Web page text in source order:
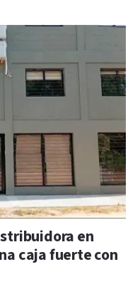
en
caja fuerte con